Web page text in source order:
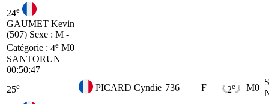
24e
GAUMET Kevin
(507) Sexe : M -
Catégorie : 4e M0
SANTORUN
00:50:47
25e PICARD Cyndie 736 F 2e M0